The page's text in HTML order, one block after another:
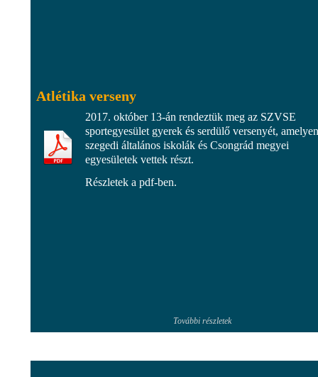
Atlétika verseny
2017. október 13-án rendeztük meg az SZVSE
sportegyesület gyerek és serdülő versenyét, amelyen
szegedi általános iskolák és Csongrád megyei
egyesületek vettek részt.
Részletek a pdf-ben.
További részletek